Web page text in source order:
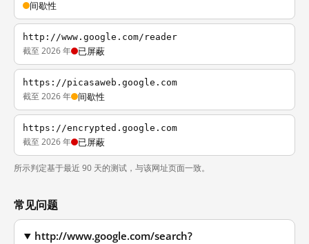
间歇性
http://www.google.com/reader
截至 2026 年 已屏蔽
https://picasaweb.google.com
截至 2026 年 间歇性
https://encrypted.google.com
截至 2026 年 已屏蔽
所示判定基于最近 90 天的测试，与该网址页面一致。
常见问题
http://www.google.com/search?